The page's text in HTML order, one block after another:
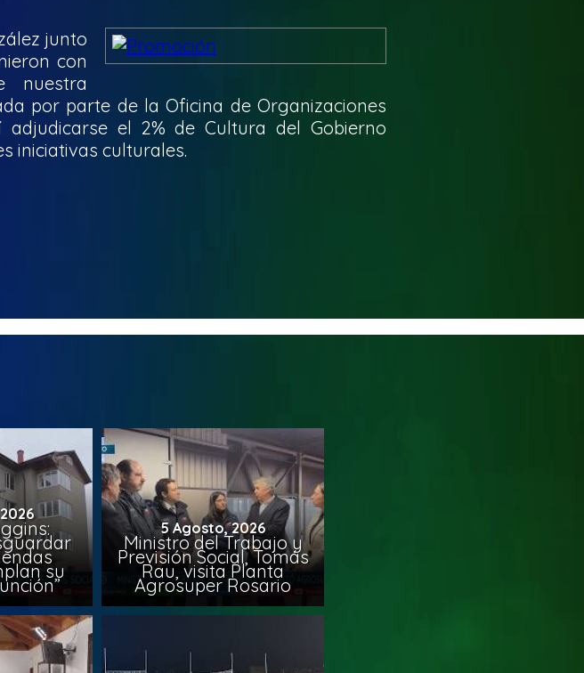
junto
con
nuestra
por parte de la Oficina de Organizaciones
el 2% de Cultura del Gobierno
iniciativas culturales.
su
5 Agosto, 2026
Ministro del Trabajo y
Previsión Social, Tomás
Rau, visita Planta
Agrosuper Rosario